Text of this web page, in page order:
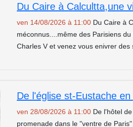
ven 14/08/2026 à 11:00 Du Caire à
méconnus....même des Parisiens
Charles V et venez vous enivrer
ven 28/08/2026 à 11:00 De l'hôtel
promenade dans le "ventre de